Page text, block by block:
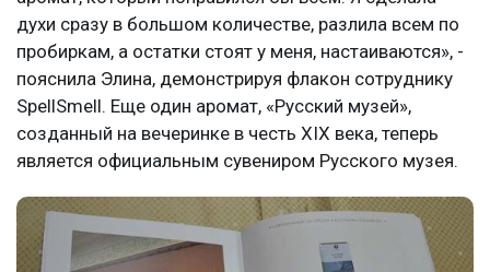
духи сразу в большом количестве, разлила всем по
пробиркам, а остатки стоят у меня, настаиваются», -
пояснила Элина, демонстрируя флакон сотруднику
SpellSmell. Еще один аромат, «Русский музей»,
созданный на вечеринке в честь XIX века, теперь
является официальным сувениром Русского музея.